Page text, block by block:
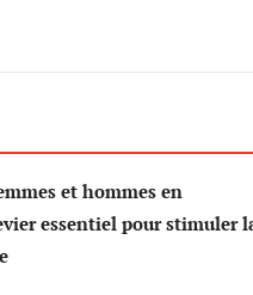
et hommes en
essentiel pour stimuler